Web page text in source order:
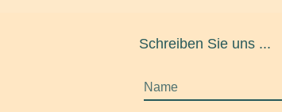
Schreiben Sie uns ...